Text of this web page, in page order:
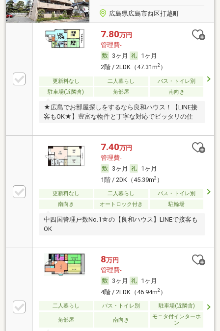
広島県広島市西区打越町
7.80万円
管理費-
3ヶ月
1ヶ月
2階 / 2LDK（47.31m2）
更新料なし 二人暮らし
バス・トイレ別
駐車場(近隣含)
角部屋 南向き
★広島でお部屋探しをするなら良和ハウス！【LINE接
客もOK★】豊富な物件と丁寧な対応でピッタリの住
7.40万円
管理費-
3ヶ月
1ヶ月
1階 / 2DK（45.39m2）
更新料なし 二人暮らし
バス・トイレ別
南向き
オートロック付き 駐輪場
中四国管理戸数No.1☆の【良和ハウス】LINEで接客も
OK
8万円
管理費-
3ヶ月
1ヶ月
4階 / 2LDK（46.94m2）
二人暮らし バス・トイレ別 駐車場(近隣含)
角部屋 南向き
モニタ付インターホ
ン